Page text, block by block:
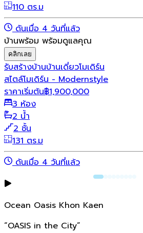
110 ตร.ม
ดันเมื่อ 4 วันที่แล้ว
บ้านพร้อม พร้อมดูแลคุณ
คลิกเลย
รับสร้างบ้านบ้านเดี่ยวโมเดิร์น
สไตล์โมเดิร์น - Modernstyle
ราคาเริ่มต้น฿1,900,000
3 ห้อง
2 น้ำ
2 ชั้น
131 ตร.ม
ดันเมื่อ 4 วันที่แล้ว
Ocean Oasis Khon Kaen
“OASIS in the City”